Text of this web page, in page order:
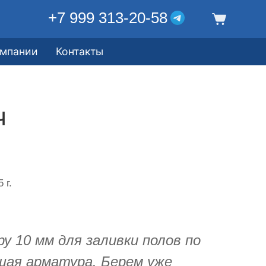
+7 999 313-20-58
Контакты
г.
10 мм для заливки полов по
арматура. Берем уже